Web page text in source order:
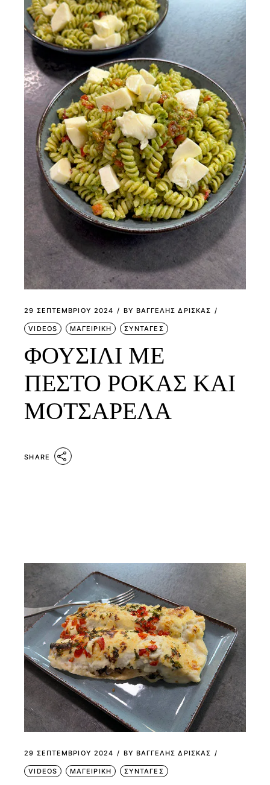
29 ΣΕΠΤΕΜΒΡΊΟΥ 2024 BY ΒΑΓΓΕΛΗΣ ΔΡΙΣΚΑΣ
VIDEOS ΜΑΓΕΙΡΙΚΗ ΣΥΝΤΑΓΕΣ
ΦΟΥΣΙΛΙ ΜΕ
ΠΕΣΤΟ ΡΟΚΑΣ ΚΑΙ
ΜΟΤΣΑΡΕΛΑ
SHARE
29 ΣΕΠΤΕΜΒΡΊΟΥ 2024 BY ΒΑΓΓΕΛΗΣ ΔΡΙΣΚΑΣ
VIDEOS ΜΑΓΕΙΡΙΚΗ ΣΥΝΤΑΓΕΣ